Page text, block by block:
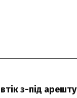
з-під арешту